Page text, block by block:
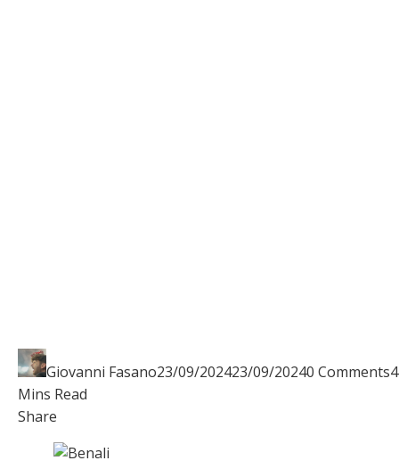
Giovanni Fasano23/09/202423/09/20240 Comments4
Mins Read
Facebook
Twitter
LinkedIn
Pinterest
Stumbleupon
Email
Share